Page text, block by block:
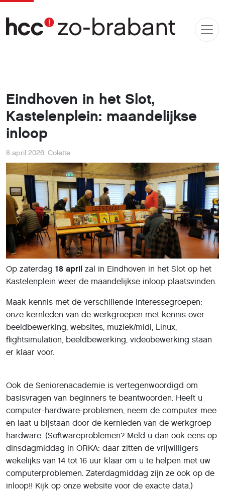
Eindhoven in het Slot,
Kastelenplein: maandelijkse
inloop
8 april 2026, Colette
Op zaterdag 18 april zal in Eindhoven in het Slot op het
Kastelenplein weer de maandelijkse inloop plaatsvinden.
Maak kennis met de verschillende interessegroepen:
onze kernleden van de werkgroepen met kennis over
beeldbewerking, websites, muziek/midi, Linux,
flightsimulation, beeldbewerking, videobewerking staan
er klaar voor.
Ook de Seniorenacademie is vertegenwoordigd om
basisvragen van beginners te beantwoorden. Heeft u
computer-hardware-problemen, neem de computer mee
en laat u bijstaan door de kernleden van de werkgroep
hardware. (Softwareproblemen? Meld u dan ook eens op
dinsdagmiddag in ORKA: daar zitten de vrijwilligers
wekelijks van 14 tot 16 uur klaar om u te helpen met uw
computerproblemen. Zaterdagmiddag zijn ze ook op de
inloop!! Kijk op onze website voor de exacte data.)